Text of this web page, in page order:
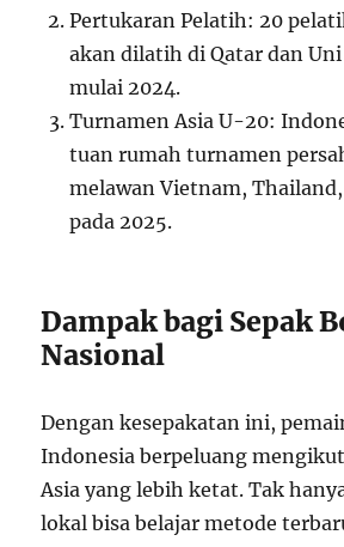
Pertukaran Pelatih: 20
akan dilatih di Qatar dan
mulai 2024.
Turnamen Asia U-20:
tuan rumah turnamen
melawan Vietnam,
pada 2025.
Dampak bagi Sepak
Nasional
Dengan kesepakatan ini,
Indonesia berpeluang
Asia yang lebih ketat. Tak
lokal bisa belajar metode